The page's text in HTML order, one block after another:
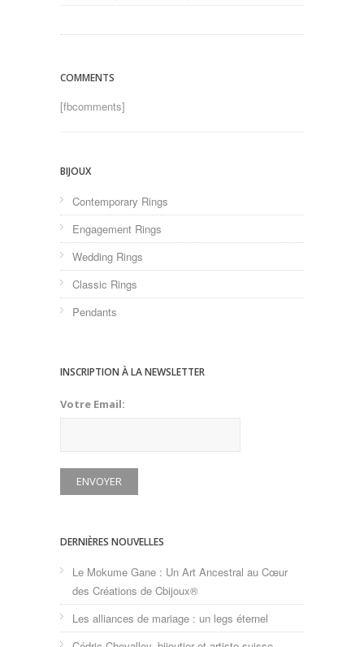
COMMENTS
[fbcomments]
BIJOUX
Contemporary Rings
Engagement Rings
Wedding Rings
Classic Rings
Pendants
INSCRIPTION À LA NEWSLETTER
Votre Email:
DERNIÈRES NOUVELLES
Le Mokume Gane : Un Art Ancestral au Cœur
des Créations de Cbijoux®
Les alliances de mariage : un legs éternel